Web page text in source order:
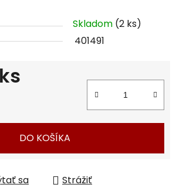
Skladom (2 ks)
401491
DO KOŠÍKA
sa
Strážiť